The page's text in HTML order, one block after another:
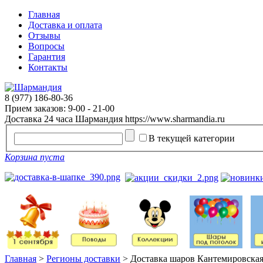
Главная
Доставка и оплата
Отзывы
Вопросы
Гарантия
Контакты
8 (977) 186-80-36
Прием заказов: 9-00 - 21-00
Доставка 24 часа Шармандия https://www.sharmandia.ru
В текущей категории
Корзина пуста
Главная > Регионы доставки > Доставка шаров Кантемировская